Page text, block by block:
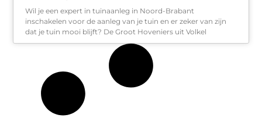
Wil je een expert in tuinaanleg in Noord-Brabant
inschakelen voor de aanleg van je tuin en er zeker van zijn
dat je tuin mooi blijft? De Groot Hoveniers uit Volkel